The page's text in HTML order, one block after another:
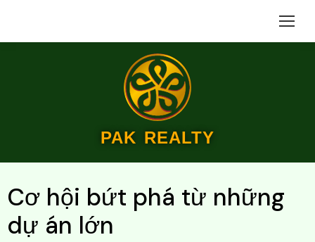
PAK REALTY
Cơ hội bứt phá từ những
dự án lớn